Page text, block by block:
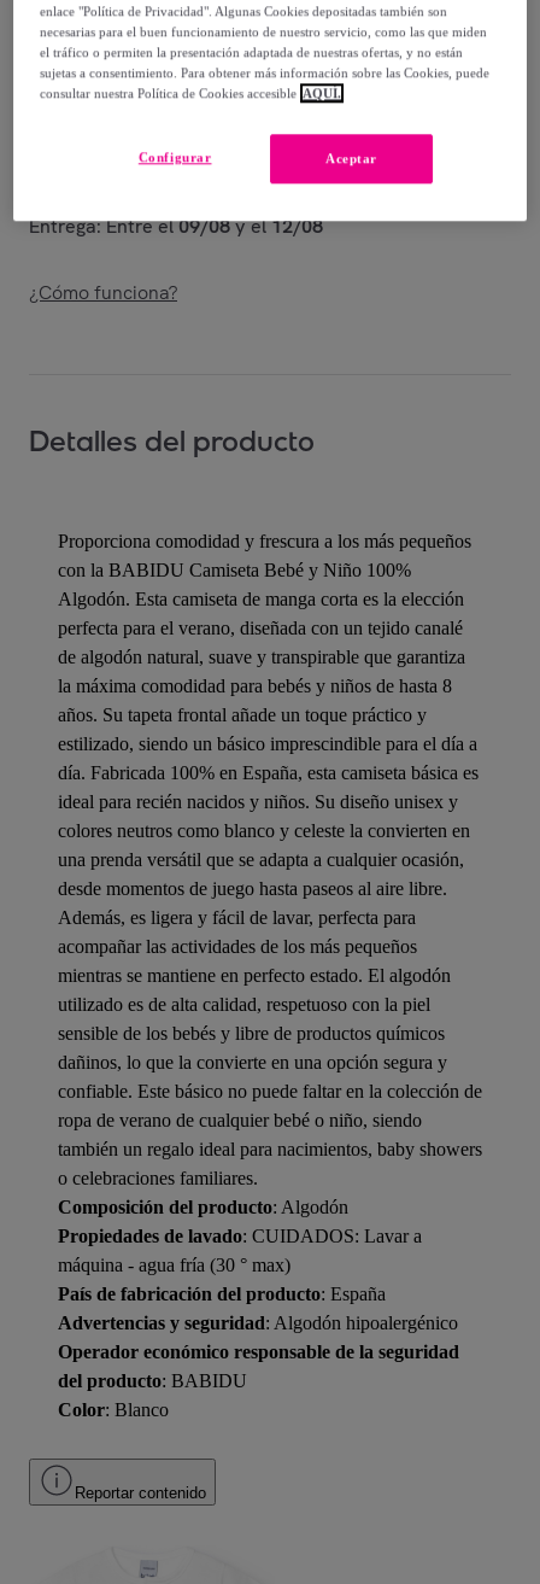
Entrega: Entre el09/08y el12/08
¿Cómo funciona?
Detalles del producto
Proporciona comodidad y frescura a los más pequeños
con la BABIDU Camiseta Bebé y Niño 100%
Algodón. Esta camiseta de manga corta es la elección
perfecta para el verano, diseñada con un tejido canalé
de algodón natural, suave y transpirable que garantiza
la máxima comodidad para bebés y niños de hasta 8
años. Su tapeta frontal añade un toque práctico y
estilizado, siendo un básico imprescindible para el día a
día. Fabricada 100% en España, esta camiseta básica es
ideal para recién nacidos y niños. Su diseño unisex y
colores neutros como blanco y celeste la convierten en
una prenda versátil que se adapta a cualquier ocasión,
desde momentos de juego hasta paseos al aire libre.
Además, es ligera y fácil de lavar, perfecta para
acompañar las actividades de los más pequeños
mientras se mantiene en perfecto estado. El algodón
utilizado es de alta calidad, respetuoso con la piel
sensible de los bebés y libre de productos químicos
dañinos, lo que la convierte en una opción segura y
confiable. Este básico no puede faltar en la colección de
ropa de verano de cualquier bebé o niño, siendo
también un regalo ideal para nacimientos, baby showers
o celebraciones familiares.
Composición del producto: Algodón
Propiedades de lavado: CUIDADOS: Lavar a
máquina - agua fría (30 ° max)
País de fabricación del producto: España
Advertencias y seguridad: Algodón hipoalergénico
Operador económico responsable de la seguridad
del producto: BABIDU
Color: Blanco
Reportar contenido
enlace "Política de Privacidad". Algunas Cookies depositadas también son
necesarias para el buen funcionamiento de nuestro servicio, como las que miden
el tráfico o permiten la presentación adaptada de nuestras ofertas, y no están
sujetas a consentimiento. Para obtener más información sobre las Cookies, puede
consultar nuestra Política de Cookies accesible AQUÍ.
Aceptar
Configurar